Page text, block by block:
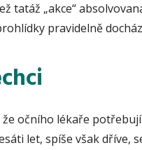
tatáž „akce“
pravidelně
očního lékaře
let, spíše však dříve,